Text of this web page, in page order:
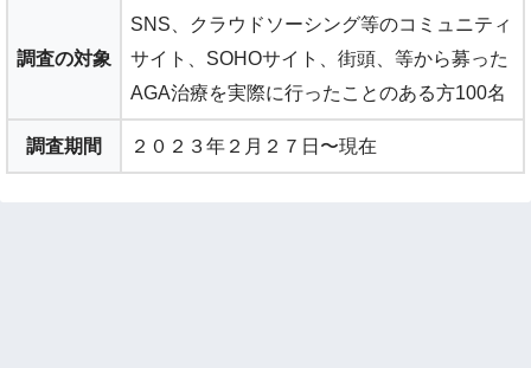
調査の対象
SNS、クラウドソーシング等のコミュニティ
サイト、SOHOサイト、街頭、等から募った
AGA治療を実際に行ったことのある方100名
調査期間 ２０２３年２月２７日〜現在